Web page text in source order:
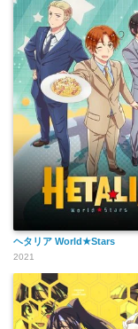
ヘタリア World★Stars
2021